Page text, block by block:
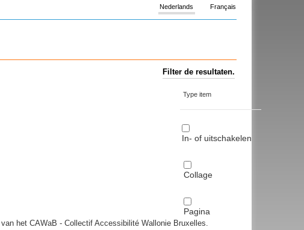
Français
Nederlands
Filter de resultaten.
Type item
In- of uitschakelen
Collage
Pagina
het CAWaB - Collectif Accessibilité Wallonie Bruxelles.